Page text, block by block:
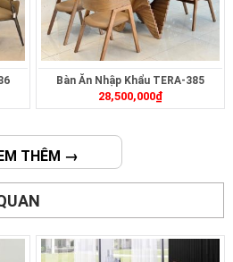
Bàn Ăn Nhập Khẩu TERA-385
28,500,000₫
THÊM →